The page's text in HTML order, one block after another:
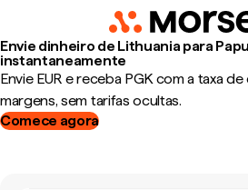
Envie dinheiro de Lithuania para
instantaneamente
Envie EUR e receba PGK com a taxa
margens, sem tarifas ocultas.
Comece agora